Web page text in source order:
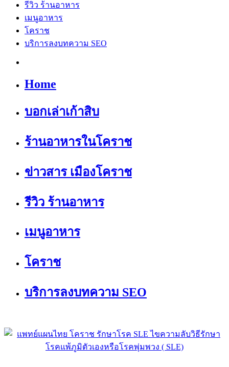
รีวิว ร้านอาหาร
เมนูอาหาร
โคราช
บริการลงบทความ SEO
Home
บอกเล่าเก้าสิบ
ร้านอาหารในโคราช
ข่าวสาร เมืองโคราช
รีวิว ร้านอาหาร
เมนูอาหาร
โคราช
บริการลงบทความ SEO